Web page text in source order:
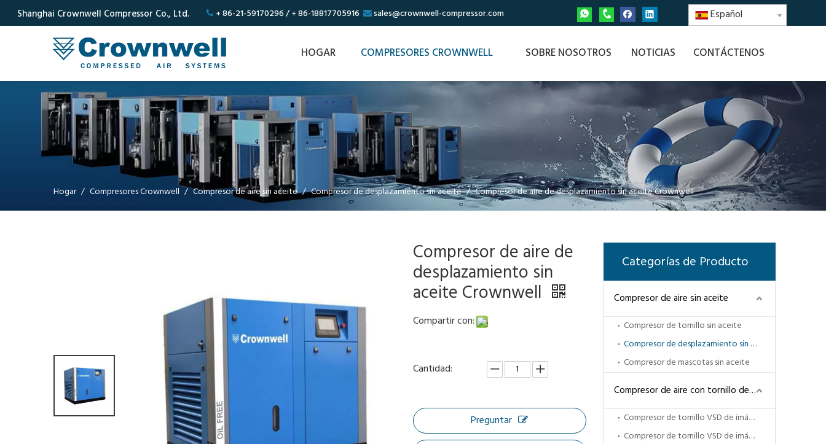
Shanghai Crownwell Compressor Co., Ltd.  + 86-21-59170296 / + 86-18817705916  sales@crownwell-compressor.com Español
HOGAR COMPRESORES CROWNWELL SOBRE NOSOTROS NOTICIAS CONTÁCTENOS
Hogar / Compresores Crownwell / Compresor de aire sin aceite / Compresor de desplazamiento sin aceite / Compresor de aire de desplazamiento sin aceite Crownwell
Compresor de aire de
desplazamiento sin
aceite Crownwell
Compartir con:
Cantidad:
Preguntar
Categorías de Producto
Compresor de aire sin aceite
Compresor de tornillo sin aceite
Compresor de desplazamiento sin aceite
Compresor de mascotas sin aceite
Compresor de aire con tornillo de ahorro de energía
Compresor de tornillo VSD de imán permanente
Compresor de tornillo VSD de imán permanente de dos etapas